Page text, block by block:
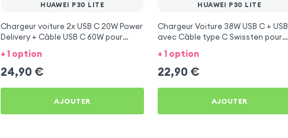
HUAWEI P30 LITE
Chargeur voiture 2x USB C 20W Power
Delivery + Câble USB C 60W pour
Huawei P30 Lite
+ 1 option
24,90 €
AJOUTER
HUAWEI P30 LITE
Chargeur Voiture 38W USB C + USB
avec Câble type C Swissten pour
Huawei P30 Lite
+ 1 option
22,90 €
AJOUTER